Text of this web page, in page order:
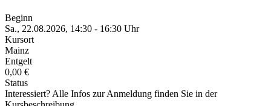
Beginn
Sa., 22.08.2026, 14:30 - 16:30 Uhr
Kursort
Mainz
Entgelt
0,00 €
Status
Interessiert? Alle Infos zur Anmeldung finden Sie in der